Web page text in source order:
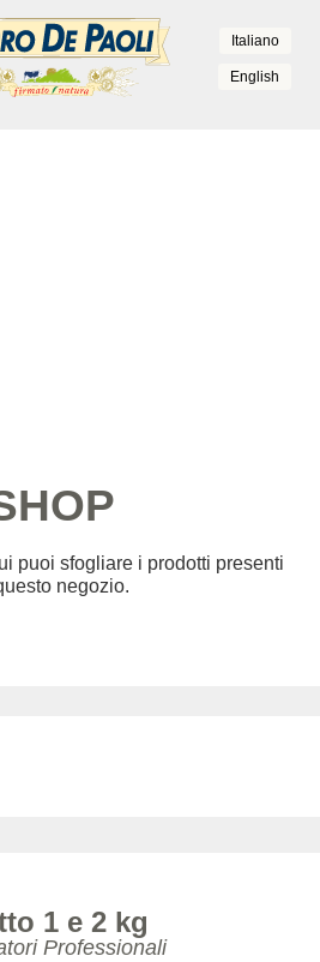
Italiano
English
puoi sfogliare i prodotti presenti
negozio.
1 e 2 kg
Professionali